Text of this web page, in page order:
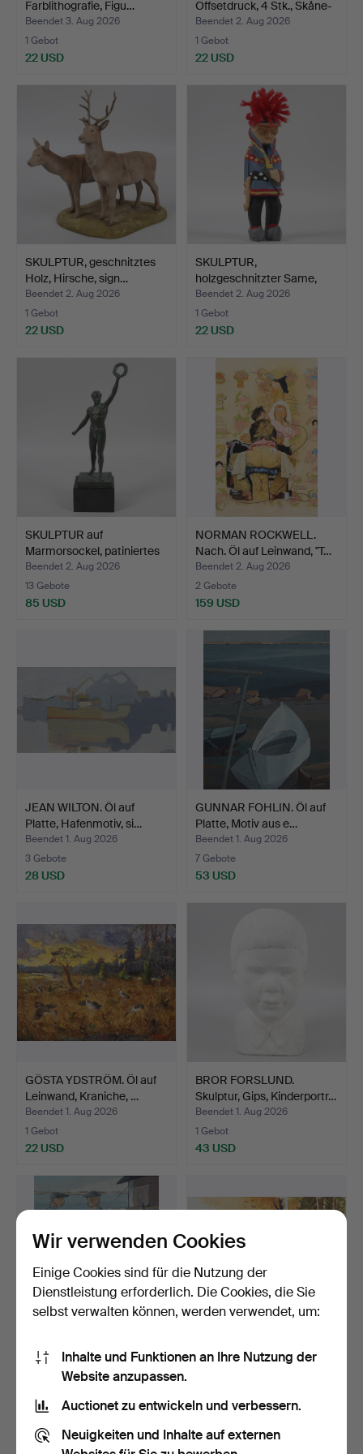
Farblithografie, Figu…
Beendet 3. Aug 2026
1 Gebot
22 USD
Offsetdruck, 4 Stk., Skåne-
M…
Beendet 2. Aug 2026
1 Gebot
22 USD
SKULPTUR, geschnitztes
Holz, Hirsche, sign…
Beendet 2. Aug 2026
1 Gebot
22 USD
SKULPTUR,
holzgeschnitzter Same,
nummerier…
Beendet 2. Aug 2026
1 Gebot
22 USD
SKULPTUR auf
Marmorsockel, patiniertes
Met…
Beendet 2. Aug 2026
13 Gebote
85 USD
NORMAN ROCKWELL.
Nach. Öl auf Leinwand, "T…
Beendet 2. Aug 2026
2 Gebote
159 USD
JEAN WILTON. Öl auf
Platte, Hafenmotiv, si…
Beendet 1. Aug 2026
3 Gebote
28 USD
GUNNAR FOHLIN. Öl auf
Platte, Motiv aus e…
Beendet 1. Aug 2026
7 Gebote
53 USD
GÖSTA YDSTRÖM. Öl auf
Leinwand, Kraniche, …
Beendet 1. Aug 2026
1 Gebot
22 USD
BROR FORSLUND.
Skulptur, Gips, Kinderportr…
Beendet 1. Aug 2026
1 Gebot
43 USD
GUNNAR FOHLIN. Öl auf
Platte, rastende Fi…
Beendet 1. Aug 2026
9 Gebote
OLLE PALMQUIST.
Aquarell, Reh in Waldlicht…
3 Gebote
Wir verwenden Cookies
Einige Cookies sind für die Nutzung der
Dienstleistung erforderlich. Die Cookies, die Sie
selbst verwalten können, werden verwendet, um:
Inhalte und Funktionen an Ihre Nutzung der
Website anzupassen.
Auctionet zu entwickeln und verbessern.
Neuigkeiten und Inhalte auf externen